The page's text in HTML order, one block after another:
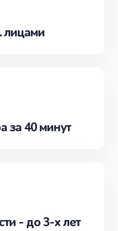
лицами
за 40 минут
- до 3-х лет